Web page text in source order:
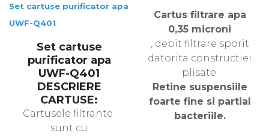
Set cartuse purificator apa
UWF-Q401
Set cartuse
purificator apa
UWF-Q401
DESCRIERE
CARTUSE:
Cartusele filtrante
sunt cu
Cartus filtrare apa
0,35 microni
, debit filtrare sporit
datorita constructiei
plisate.
Retine suspensiile
foarte fine si partial
bacteriile.